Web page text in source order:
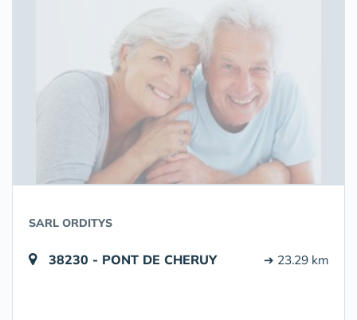
SARL ORDITYS
38230 - PONT DE CHERUY ➔ 23.29 km